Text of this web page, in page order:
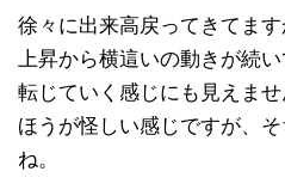
徐々に出来高戻ってきてま
上昇から横這いの動きが続
転じていく感じにも見えま
ほうが怪しい感じですが、
ね。